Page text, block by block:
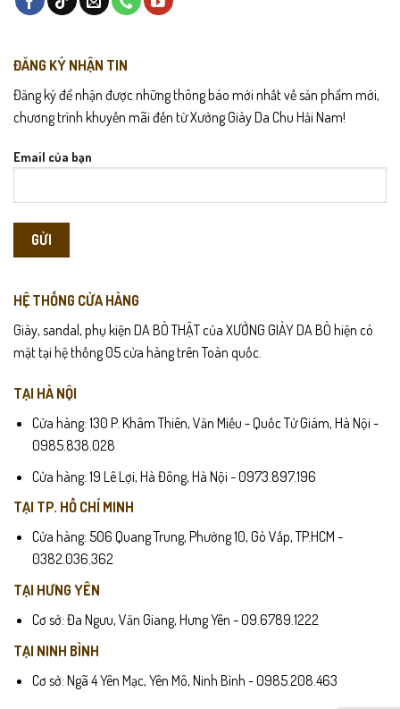
ĐĂNG KÝ NHẬN TIN
Đăng ký để nhận được những thông báo mới nhất về sản phẩm mới,
chương trình khuyến mãi đến từ Xưởng Giày Da Chu Hải Nam!
Email của bạn
HỆ THỐNG CỬA HÀNG
Giày, sandal, phụ kiện DA BÒ THẬT của XƯỞNG GIÀY DA BÒ hiện có
mặt tại hệ thống 05 cửa hàng trên Toàn quốc.
TẠI HÀ NỘI
Cửa hàng: 130 P. Khâm Thiên, Văn Miếu - Quốc Tử Giám, Hà Nội -
0985.838.028
Cửa hàng: 19 Lê Lợi, Hà Đông, Hà Nội - 0973.897.196
TẠI TP. HỒ CHÍ MINH
Cửa hàng: 506 Quang Trung, Phường 10, Gò Vấp, TP.HCM -
0382.036.362
TẠI HƯNG YÊN
Cơ sở: Đa Ngưu, Văn Giang, Hưng Yên - 09.6789.1222
TẠI NINH BÌNH
Cơ sở: Ngã 4 Yên Mạc, Yên Mô, Ninh Bình - 0985.208.463